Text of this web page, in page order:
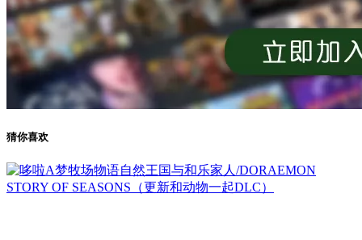
猜你喜欢